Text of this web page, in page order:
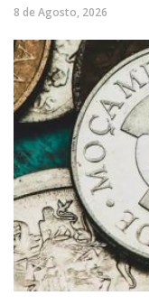
8 de Agosto, 2026